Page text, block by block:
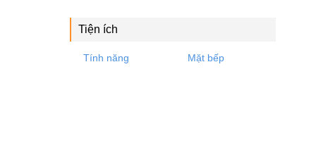
Tiện ích
Tính năng Mặt bếp